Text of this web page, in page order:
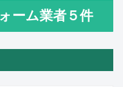
ーム業者５件